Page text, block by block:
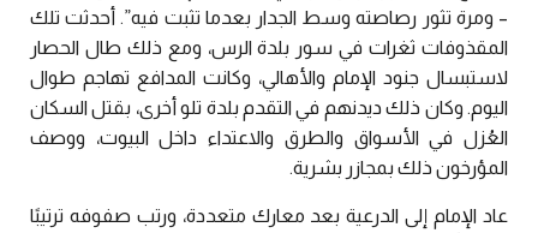
– ومرة تثور رصاصته وسط الجدار بعدما تثبت فيه”. أحدثت تلك
المقذوفات ثغرات في سور بلدة الرس، ومع ذلك طال الحصار
لاستبسال جنود الإمام والأهالي، وكانت المدافع تهاجم طوال
اليوم. وكان ذلك ديدنهم في التقدم بلدة تلو أخرى، بقتل السكان
العُزل في الأسواق والطرق والاعتداء داخل البيوت، ووصف
المؤرخون ذلك بمجازر بشرية.
عاد الإمام إلى الدرعية بعد معارك متعددة، ورتب صفوفه ترتيبًا